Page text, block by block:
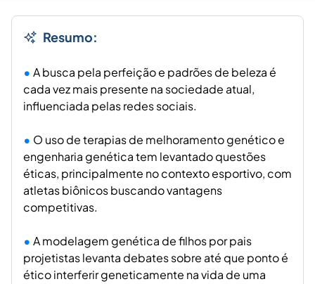
Resumo:
A busca pela perfeição e padrões de beleza é
cada vez mais presente na sociedade atual,
influenciada pelas redes sociais.
O uso de terapias de melhoramento genético e
engenharia genética tem levantado questões
éticas, principalmente no contexto esportivo, com
atletas biônicos buscando vantagens
competitivas.
A modelagem genética de filhos por pais
projetistas levanta debates sobre até que ponto é
ético interferir geneticamente na vida de uma